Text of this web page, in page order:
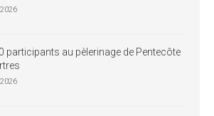
participants au pèlerinage de Pentecôte